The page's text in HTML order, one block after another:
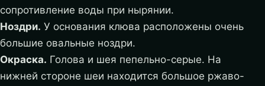
сопротивление воды при нырянии.
Ноздри. У основания клюва расположены очень
большие овальные ноздри.
Окраска. Голова и шея пепельно-серые. На
нижней стороне шеи находится большое ржаво-